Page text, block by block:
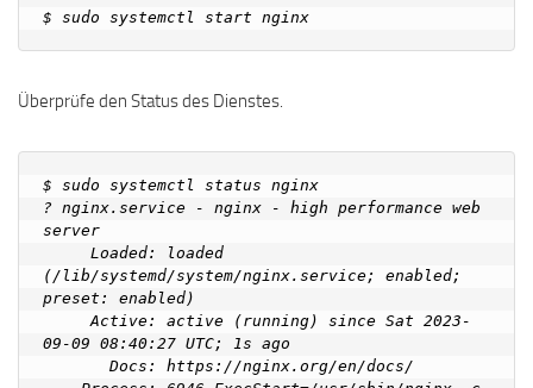
Überprüfe den Status des Dienstes.
$ sudo systemctl status nginx
? nginx.service - nginx - high performance web
server
(/lib/systemd/system/nginx.service; enabled;
preset: enabled)
     Active: active (running) since Sat 2023-
09-09 08:40:27 UTC; 1s ago